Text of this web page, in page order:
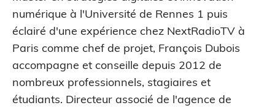
numérique à l'Université de Rennes 1 puis
éclairé d'une expérience chez NextRadioTV à
Paris comme chef de projet, François Dubois
accompagne et conseille depuis 2012 de
nombreux professionnels, stagiaires et
étudiants. Directeur associé de l'agence de